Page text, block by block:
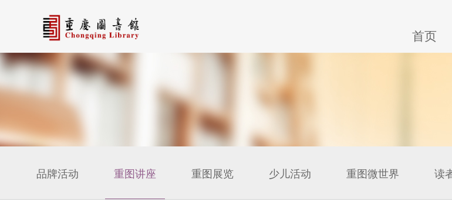
首页
品牌活动 重图讲座 重图展览 少儿活动 重图微世界 读